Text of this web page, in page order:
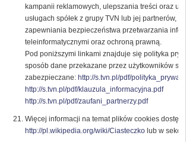
kampanii reklamowych, ulepszania treści oraz
usługach spółek z grupy TVN lub jej partnerów,
zapewniania bezpieczeństwa przetwarzania
teleinformatycznymi oraz ochroną prawną.
Pod poniższymi linkami znajduje się polityka
sposób dane przekazane przez użytkowników
zabezpieczane: http://s.tvn.pl/pdf/
http://s.tvn.pl/pdf/klauzula_informacyjna.pdf
http://s.tvn.pl/pdf/zaufani_partnerzy.pdf
Więcej informacji na temat plików cookies
http://pl.wikipedia.org/wiki/Ciasteczkolub w sekcji